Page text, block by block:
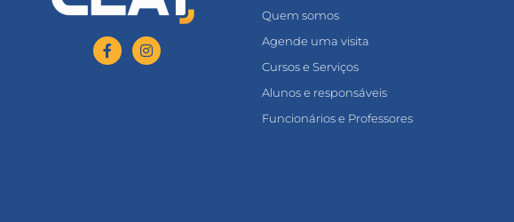
Quem somos
Agende uma visita
Cursos e Serviços
Alunos e responsáveis
Funcionários e Professores